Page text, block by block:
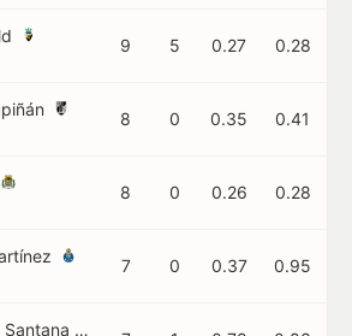
9 5 0.27 0.28
8 0 0.35 0.41
8 0 0.26 0.28
7 0 0.37 0.95
Thiago Santana